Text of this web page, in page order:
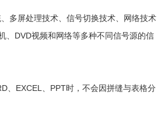
多屏处理技术、信号切换技术、网络技术
、DVD视频和网络等多种不同信号源的信
、EXCEL、PPT时，不会因拼缝与表格分